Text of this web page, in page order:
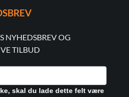
NYHEDSBREV OG
TILBUD
skal du lade dette felt være